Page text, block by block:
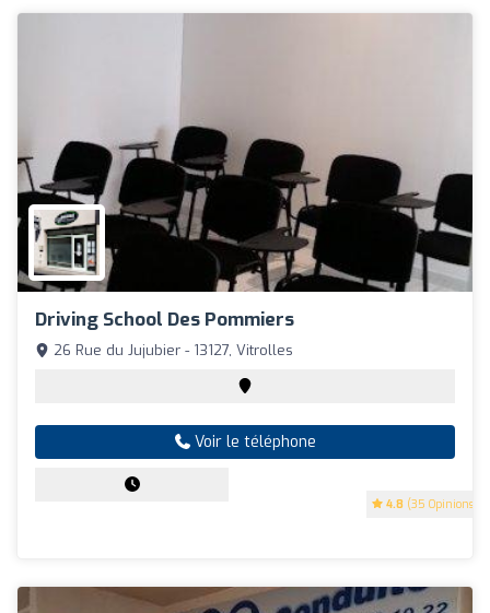
Driving School Des Pommiers
4.8 (35 Opinions)
26 Rue du Jujubier - 13127, Vitrolles
Voir le téléphone